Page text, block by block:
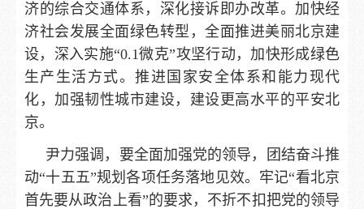
济的综合交通体系，深化接诉即办改革。加快经
济社会发展全面绿色转型，全面推进美丽北京建
设，深入实施“0.1微克”攻坚行动，加快形成绿色
生产生活方式。推进国家安全体系和能力现代
化，加强韧性城市建设，建设更高水平的平安北
京。
尹力强调，要全面加强党的领导，团结奋斗推
动“十五五”规划各项任务落地见效。牢记“看北京
首先要从政治上看”的要求，不折不扣把党的领导